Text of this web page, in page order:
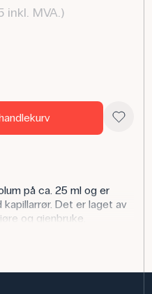
inkl. MVA.)
på ca. 25 ml og er
Det er laget av
og gjenbruke.
bestemme tettheten til
også kjent som